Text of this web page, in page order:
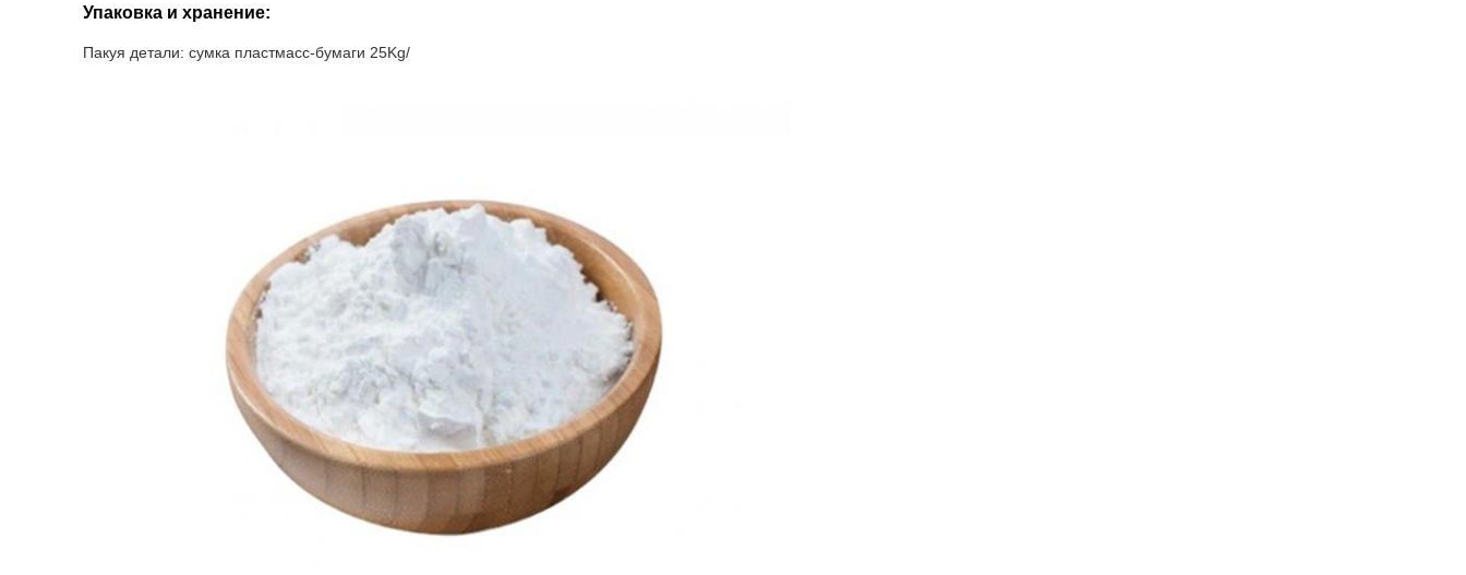
Упаковка и хранение:
Пакуя детали: сумка пластмасс-бумаги 25Kg/